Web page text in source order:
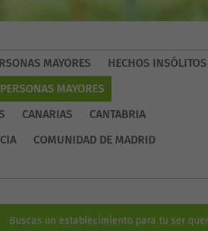
MAYORES
HECHOS INSÓLITOS
MAYORES
CANARIAS
CANTABRIA
COMUNIDAD DE MADRID
Buscas un establecimiento para tu ser